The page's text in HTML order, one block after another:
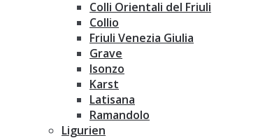
Colli Orientali del Friuli
Collio
Friuli Venezia Giulia
Grave
Isonzo
Karst
Latisana
Ramandolo
Ligurien